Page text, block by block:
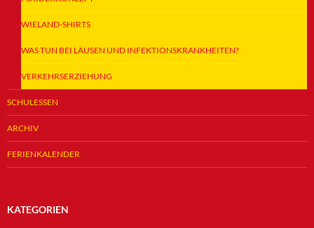
WIELAND-SHIRTS
WAS TUN BEI LÄUSEN UND INFEKTIONSKRANKHEITEN?
VERKEHRSERZIEHUNG
SCHULESSEN
ARCHIV
FERIENKALENDER
KATEGORIEN